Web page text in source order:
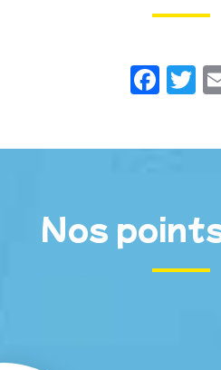
Nos